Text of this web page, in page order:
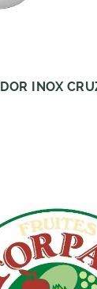
INOX